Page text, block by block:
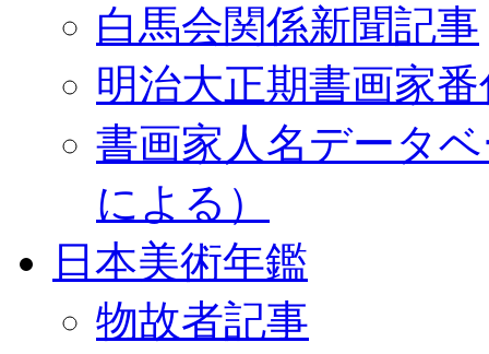
白馬会関係新聞記事
明治大正期書画家
書画家人名データ
による）
日本美術年鑑
物故者記事